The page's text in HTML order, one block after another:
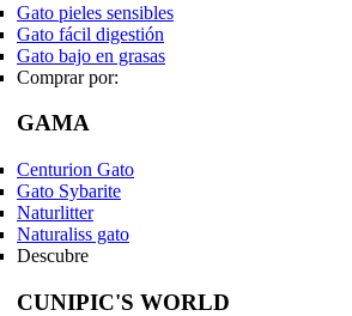
Gato pieles sensibles
Gato fácil digestión
Gato bajo en grasas
Comprar por:
GAMA
Centurion Gato
Gato Sybarite
Naturlitter
Naturaliss gato
Descubre
CUNIPIC'S WORLD